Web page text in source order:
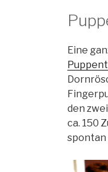
Eine
den
ca. 150
spontan